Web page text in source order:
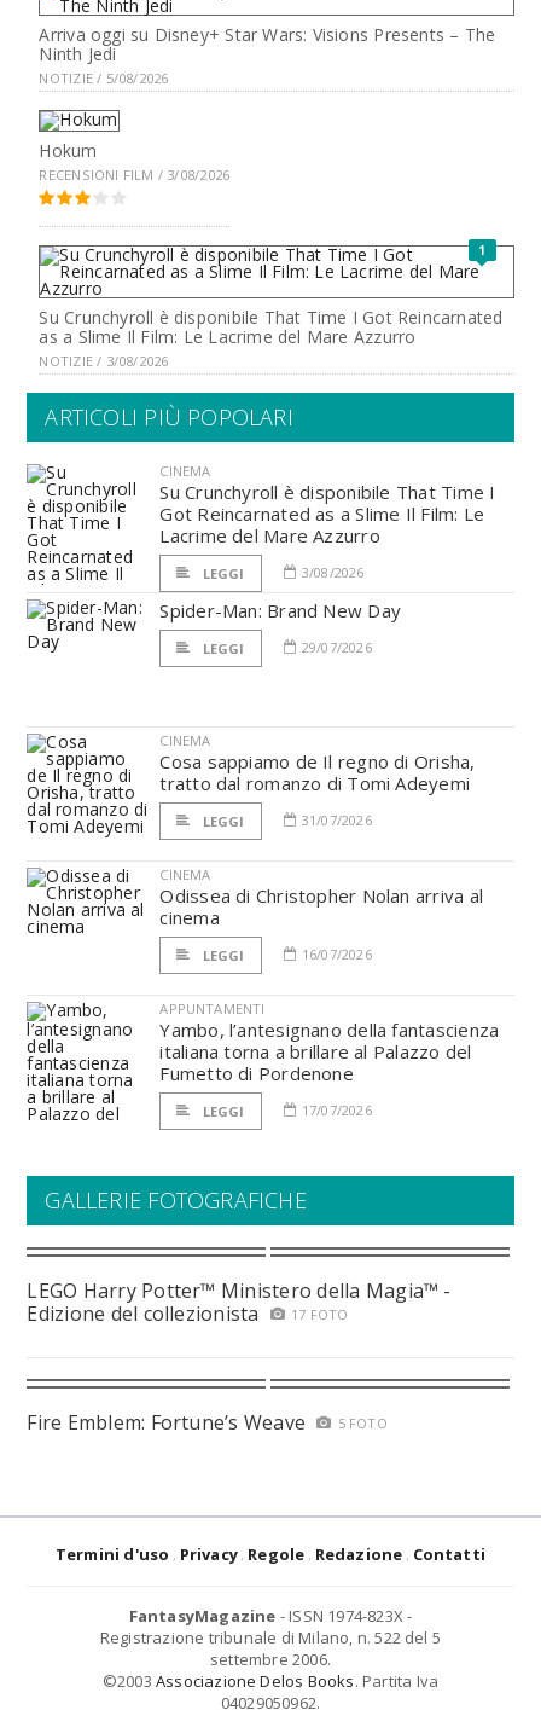
Arriva oggi su Disney+ Star Wars: Visions Presents – The
Ninth Jedi
NOTIZIE / 5/08/2026
Hokum
RECENSIONI FILM / 3/08/2026
1
Su Crunchyroll è disponibile That Time I Got Reincarnated
as a Slime Il Film: Le Lacrime del Mare Azzurro
NOTIZIE / 3/08/2026
ARTICOLI PIÙ POPOLARI
CINEMA
Su Crunchyroll è disponibile That Time I
Got Reincarnated as a Slime Il Film: Le
Lacrime del Mare Azzurro
LEGGI 3/08/2026
Spider-Man: Brand New Day
LEGGI 29/07/2026
CINEMA
Cosa sappiamo de Il regno di Orisha,
tratto dal romanzo di Tomi Adeyemi
LEGGI 31/07/2026
CINEMA
Odissea di Christopher Nolan arriva al
cinema
LEGGI 16/07/2026
APPUNTAMENTI
Yambo, l’antesignano della fantascienza
italiana torna a brillare al Palazzo del
Fumetto di Pordenone
LEGGI 17/07/2026
GALLERIE FOTOGRAFICHE
LEGO Harry Potter™ Ministero della Magia™ -
Edizione del collezionista
17 FOTO
Fire Emblem: Fortune’s Weave 5 FOTO
Termini d'uso Privacy Regole Redazione Contatti
FantasyMagazine - ISSN 1974-823X -
Registrazione tribunale di Milano, n. 522 del 5
settembre 2006.
©2003 Associazione Delos Books. Partita Iva
04029050962.